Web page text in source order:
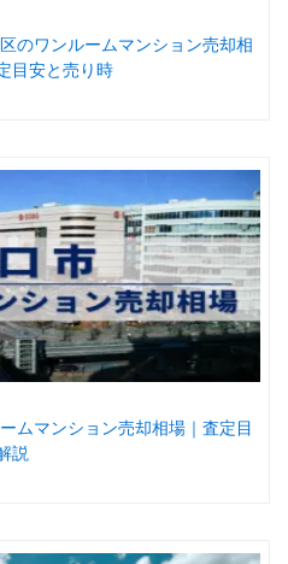
のワンルームマンション売却相
目安と売り時
ムマンション売却相場｜査定目
説